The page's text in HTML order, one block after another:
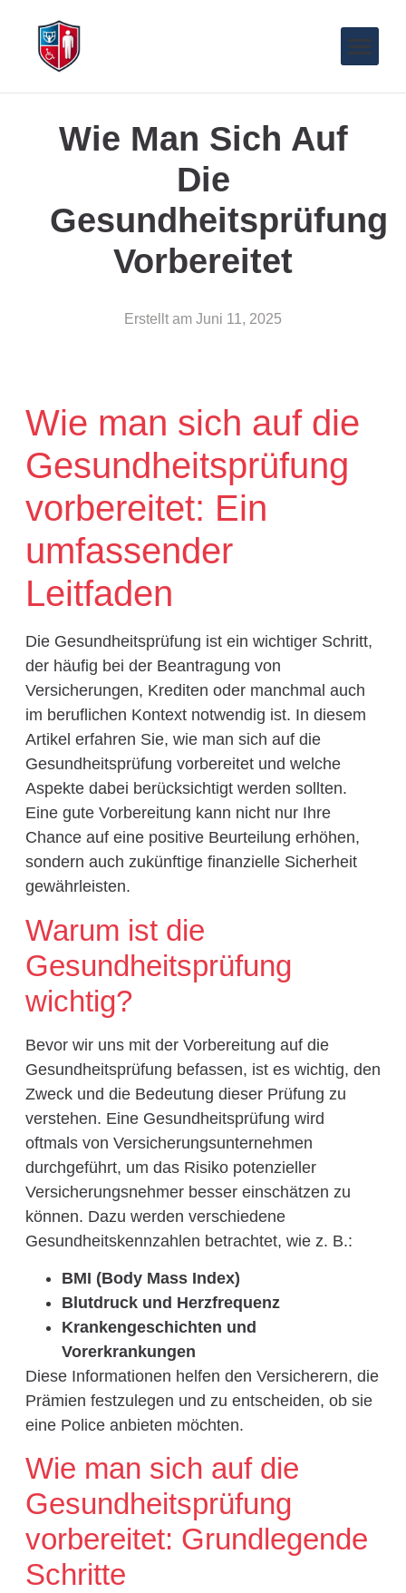
Wie Man Sich Auf
Die
Gesundheitsprüfung
Vorbereitet
Erstellt am Juni 11, 2025
Wie man sich auf die
Gesundheitsprüfung
vorbereitet: Ein
umfassender
Leitfaden
Die Gesundheitsprüfung ist ein wichtiger Schritt,
der häufig bei der Beantragung von
Versicherungen, Krediten oder manchmal auch
im beruflichen Kontext notwendig ist. In diesem
Artikel erfahren Sie, wie man sich auf die
Gesundheitsprüfung vorbereitet und welche
Aspekte dabei berücksichtigt werden sollten.
Eine gute Vorbereitung kann nicht nur Ihre
Chance auf eine positive Beurteilung erhöhen,
sondern auch zukünftige finanzielle Sicherheit
gewährleisten.
Warum ist die
Gesundheitsprüfung
wichtig?
Bevor wir uns mit der Vorbereitung auf die
Gesundheitsprüfung befassen, ist es wichtig, den
Zweck und die Bedeutung dieser Prüfung zu
verstehen. Eine Gesundheitsprüfung wird
oftmals von Versicherungsunternehmen
durchgeführt, um das Risiko potenzieller
Versicherungsnehmer besser einschätzen zu
können. Dazu werden verschiedene
Gesundheitskennzahlen betrachtet, wie z. B.:
BMI (Body Mass Index)
Blutdruck und Herzfrequenz
Krankengeschichten und
Vorerkrankungen
Diese Informationen helfen den Versicherern, die
Prämien festzulegen und zu entscheiden, ob sie
eine Police anbieten möchten.
Wie man sich auf die
Gesundheitsprüfung
vorbereitet: Grundlegende
Schritte